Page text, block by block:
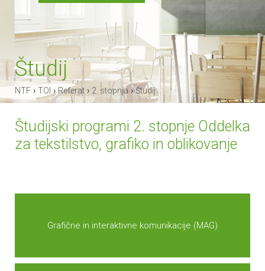
Študij
NTF › TOI ›Referat › 2. stopnja ›Študij
Študijski programi 2. stopnje Oddelka
za tekstilstvo, grafiko in oblikovanje
Grafične in interaktivne komunikacije (MAG)